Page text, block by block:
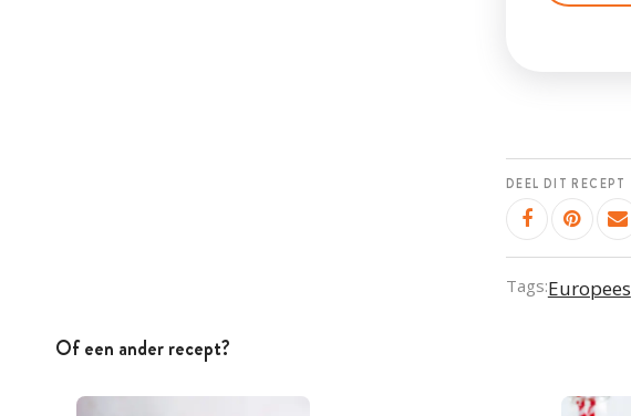
DEEL DIT RECEPT
Tags:Europees
Of een ander recept?